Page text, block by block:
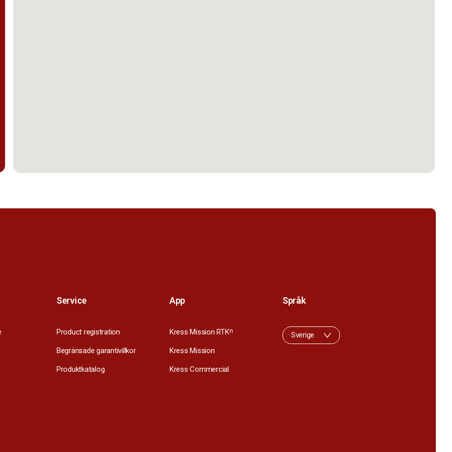
Service
Product registration
Begränsade garantivillkor
Produktkatalog
App
Kress Mission RTKn
Kress Mission
Kress Commercial
Språk
Sverige